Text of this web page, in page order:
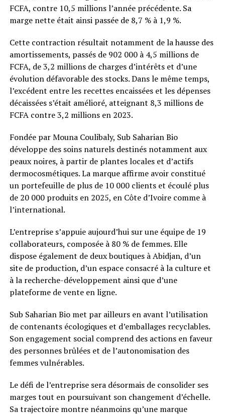
FCFA, contre 10,5 millions l’année précédente. Sa
marge nette était ainsi passée de 8,7 % à 1,9 %.
Cette contraction résultait notamment de la hausse des
amortissements, passés de 902 000 à 4,5 millions de
FCFA, de 3,2 millions de charges d’intérêts et d’une
évolution défavorable des stocks. Dans le même temps,
l’excédent entre les recettes encaissées et les dépenses
décaissées s’était amélioré, atteignant 8,3 millions de
FCFA contre 3,2 millions en 2023.
Fondée par Mouna Coulibaly, Sub Saharian Bio
développe des soins naturels destinés notamment aux
peaux noires, à partir de plantes locales et d’actifs
dermocosmétiques. La marque affirme avoir constitué
un portefeuille de plus de 10 000 clients et écoulé plus
de 20 000 produits en 2025, en Côte d’Ivoire comme à
l’international.
L’entreprise s’appuie aujourd’hui sur une équipe de 19
collaborateurs, composée à 80 % de femmes. Elle
dispose également de deux boutiques à Abidjan, d’un
site de production, d’un espace consacré à la culture et
à la recherche-développement ainsi que d’une
plateforme de vente en ligne.
Sub Saharian Bio met par ailleurs en avant l’utilisation
de contenants écologiques et d’emballages recyclables.
Son engagement social comprend des actions en faveur
des personnes brûlées et de l’autonomisation des
femmes vulnérables.
Le défi de l’entreprise sera désormais de consolider ses
marges tout en poursuivant son changement d’échelle.
Sa trajectoire montre néanmoins qu’une marque